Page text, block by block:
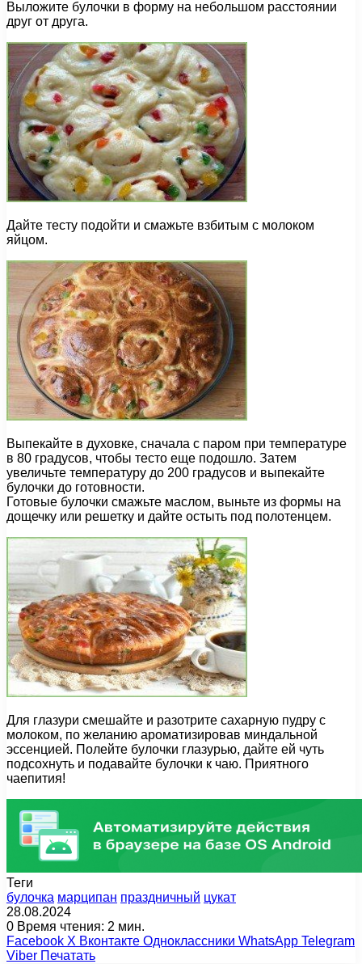
Выложите булочки в форму на небольшом расстоянии
друг от друга.
Дайте тесту подойти и смажьте взбитым с молоком
яйцом.
Выпекайте в духовке, сначала с паром при температуре
в 80 градусов, чтобы тесто еще подошло. Затем
увеличьте температуру до 200 градусов и выпекайте
булочки до готовности.
Готовые булочки смажьте маслом, выньте из формы на
дощечку или решетку и дайте остыть под полотенцем.
Для глазури смешайте и разотрите сахарную пудру с
молоком, по желанию ароматизировав миндальной
эссенцией. Полейте булочки глазурью, дайте ей чуть
подсохнуть и подавайте булочки к чаю. Приятного
чаепития!
Теги
булочка марципан праздничный цукат
28.08.2024
0 Время чтения: 2 мин.
Facebook X Вконтакте Одноклассники WhatsApp Telegram
Viber Печатать